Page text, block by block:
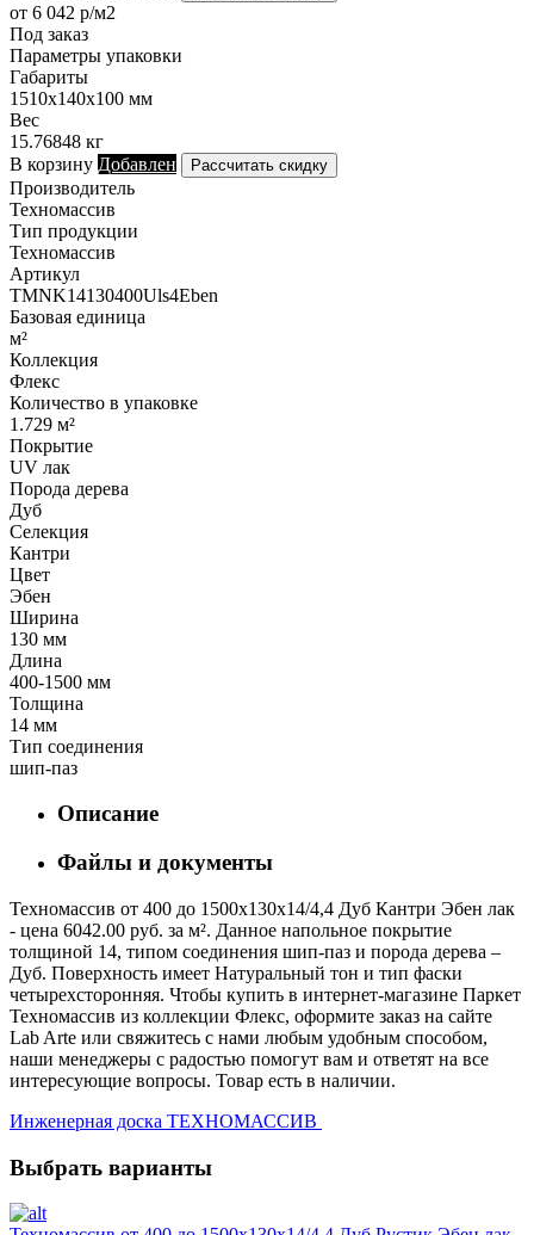
от 6 042 р/м2
Под заказ
Параметры упаковки
Габариты
1510х140х100 мм
Вес
15.76848 кг
В корзину Добавлен Рассчитать скидку
Производитель
Техномассив
Тип продукции
Техномассив
Артикул
TMNK14130400Uls4Eben
Базовая единица
м²
Коллекция
Флекс
Количество в упаковке
1.729 м²
Покрытие
UV лак
Порода дерева
Дуб
Селекция
Кантри
Цвет
Эбен
Ширина
130 мм
Длина
400-1500 мм
Толщина
14 мм
Тип соединения
шип-паз
Описание
Файлы и документы
Техномассив от 400 до 1500х130х14/4,4 Дуб Кантри Эбен лак
- цена 6042.00 руб. за м². Данное напольное покрытие
толщиной 14, типом соединения шип-паз и порода дерева –
Дуб. Поверхность имеет Натуральный тон и тип фаски
четырехсторонняя. Чтобы купить в интернет-магазине Паркет
Техномассив из коллекции Флекс, оформите заказ на сайте
Lab Arte или свяжитесь с нами любым удобным способом,
наши менеджеры с радостью помогут вам и ответят на все
интересующие вопросы. Товар есть в наличии.
Инженерная доска ТЕХНОМАССИВ
Выбрать варианты